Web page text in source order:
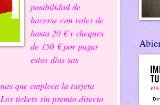
posibilidad de
hacerse con vales de
hasta 20 € y cheques
de 150 € por pagar
estos días sus
que empleen la tarjeta
tickets sin premio directo